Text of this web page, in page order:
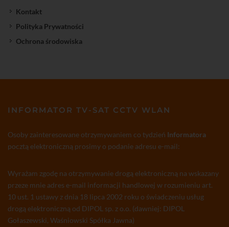
Kontakt
Polityka Prywatności
Ochrona środowiska
INFORMATOR TV-SAT CCTV WLAN
Osoby zainteresowane otrzymywaniem co tydzień Informatora
pocztą elektroniczną prosimy o podanie adresu e-mail:
Wyrażam zgodę na otrzymywanie drogą elektroniczną na wskazany
przeze mnie adres e-mail informacji handlowej w rozumieniu art.
10 ust. 1 ustawy z dnia 18 lipca 2002 roku o świadczeniu usług
drogą elektroniczną od DIPOL sp. z o.o. (dawniej: DIPOL
Gołaszewski, Waśniowski Spółka Jawna)